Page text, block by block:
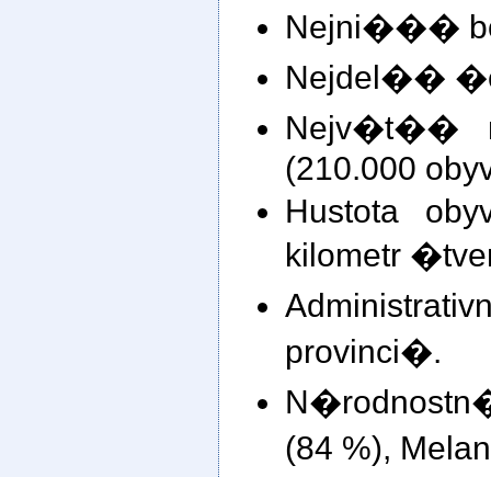
Nejni���
Nejdel��
Nejv�t��
(210.000
Hustota
kilometr
provinci�.
(84 %),